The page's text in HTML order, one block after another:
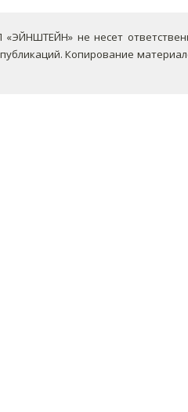
не несет
Копирование